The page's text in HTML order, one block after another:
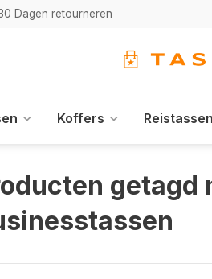
Dagen retourneren
Koffers Reistassen
getagd